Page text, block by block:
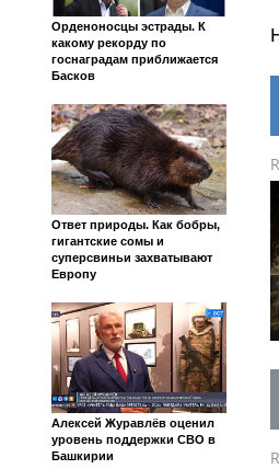
Орденоносцы эстрады. К
какому рекорду по
госнаградам приближается
Басков
Ответ природы. Как бобры,
гигантские сомы и
суперсвиньи захватывают
Европу
Алексей Журавлёв оценил
уровень поддержки СВО в
Башкирии